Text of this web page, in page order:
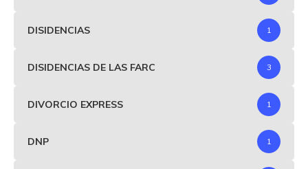
DISIDENCIAS 1
DISIDENCIAS DE LAS FARC 3
DIVORCIO EXPRESS 1
DNP 1